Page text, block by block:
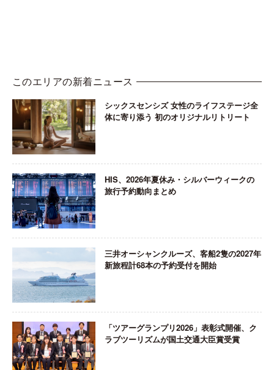
このエリアの新着ニュース
シックスセンシズ 女性のライフステージ全
体に寄り添う 初のオリジナルリトリート
HIS、2026年夏休み・シルバーウィークの
旅行予約動向まとめ
三井オーシャンクルーズ、客船2隻の2027年
新旅程計68本の予約受付を開始
「ツアーグランプリ2026」表彰式開催、ク
ラブツーリズムが国土交通大臣賞受賞